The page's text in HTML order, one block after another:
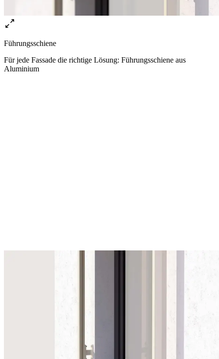
Führungsschiene
Für jede Fassade die richtige Lösung: Führungsschiene aus
Aluminium